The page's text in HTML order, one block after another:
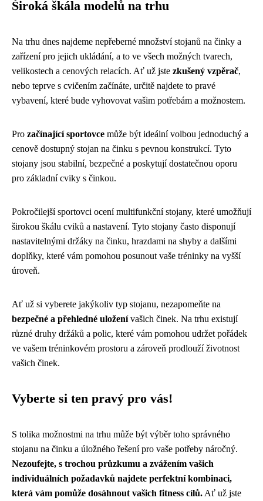
Široká škála modelů na trhu
Na trhu dnes najdeme nepřeberné množství stojanů na činky a
zařízení pro jejich ukládání, a to ve všech možných tvarech,
velikostech a cenových relacích. Ať už jste zkušený vzpěrač,
nebo teprve s cvičením začínáte, určitě najdete to pravé
vybavení, které bude vyhovovat vašim potřebám a možnostem.
Pro začínající sportovce může být ideální volbou jednoduchý a
cenově dostupný stojan na činku s pevnou konstrukcí. Tyto
stojany jsou stabilní, bezpečné a poskytují dostatečnou oporu
pro základní cviky s činkou.
Pokročilejší sportovci ocení multifunkční stojany, které umožňují
širokou škálu cviků a nastavení. Tyto stojany často disponují
nastavitelnými držáky na činku, hrazdami na shyby a dalšími
doplňky, které vám pomohou posunout vaše tréninky na vyšší
úroveň.
Ať už si vyberete jakýkoliv typ stojanu, nezapomeňte na
bezpečné a přehledné uloženívašich činek. Na trhu existují
různé druhy držáků a polic, které vám pomohou udržet pořádek
ve vašem tréninkovém prostoru a zároveň prodlouží životnost
vašich činek.
Vyberte si ten pravý pro vás!
S tolika možnostmi na trhu může být výběr toho správného
stojanu na činku a úložného řešení pro vaše potřeby náročný.
Nezoufejte, s trochou průzkumu a zvážením vašich
individuálních požadavků najdete perfektní kombinaci,
která vám pomůže dosáhnout vašich fitness cílů. Ať už jste